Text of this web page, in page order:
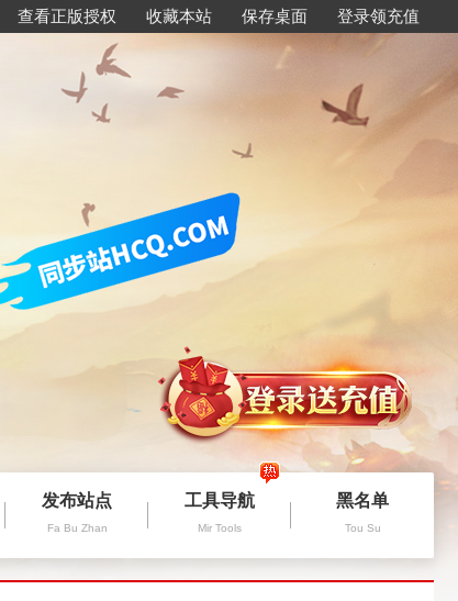
查看正版授权 收藏本站 保存桌面 登录领充值
发布站点
Fa Bu Zhan
工具导航
Mir Tools
黑名单
Tou Su